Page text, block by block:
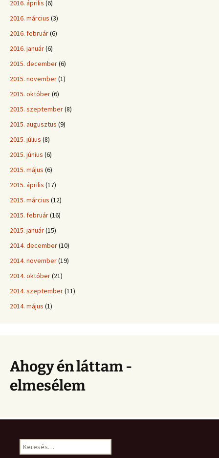
2016. április (6)
2016. március (3)
2016. február(6)
2016. január(6)
2015. december(6)
2015. november(1)
2015. október(6)
2015. szeptember(8)
2015. augusztus (9)
2015. július (8)
2015. június (6)
2015. május (6)
2015. április (17)
2015. március (12)
2015. február(16)
2015. január(15)
2014. december(10)
2014. november(19)
2014. október(21)
2014. szeptember(11)
2014. május (1)
Ahogy én láttam -
elmesélem
Keresés: